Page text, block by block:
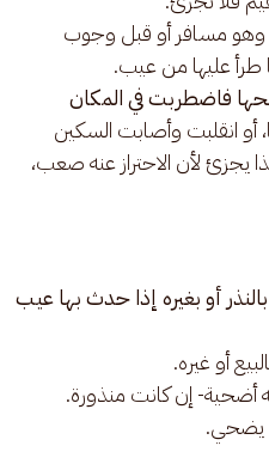
وهو مسافر أو قبل وجوب
طرأ عليها من عيب.
فاضطربت في المكان
أو انقلبت وأصابت السكين
يجزئ لأن الاحتراز عنه صعب،
أو بغيره إذا حدث بها عيب
أو غيره.
أضحية- إن كانت منذورة.
يضحي.